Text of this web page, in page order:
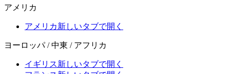
アメリカ
アメリカ新しいタブで開く
ヨーロッパ / 中東 / アフリカ
イギリス新しいタブで開く